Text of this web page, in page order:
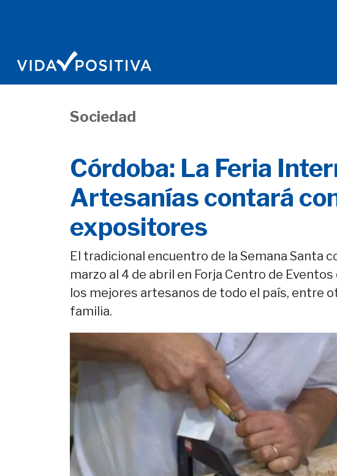
Sociedad
Córdoba: La Feria
Artesanías contará
expositores
El tradicional encuentro de la Semana Santa
marzo al 4 de abril en Forja Centro de
los mejores artesanos de todo el país, entre
familia.